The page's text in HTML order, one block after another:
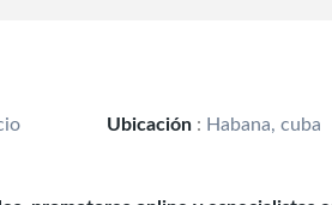
Ubicación : Habana, cuba